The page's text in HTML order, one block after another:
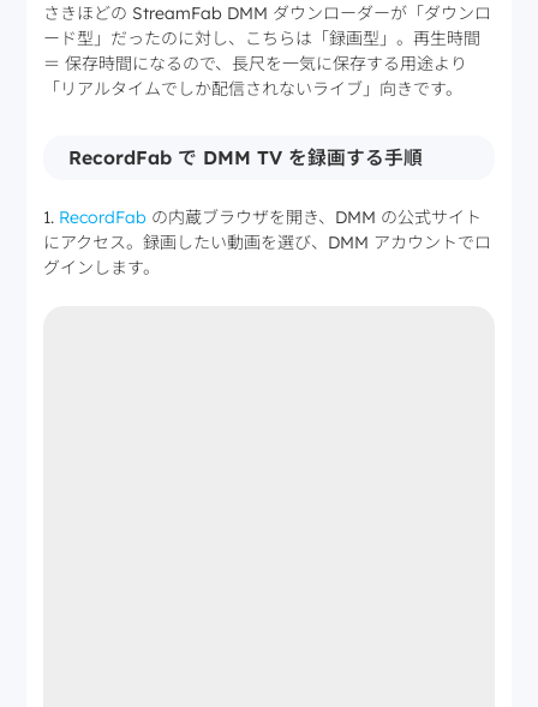
さきほどの StreamFab DMM ダウンローダーが「ダウンロ
ード型」だったのに対し、こちらは「録画型」。再生時間
＝ 保存時間になるので、長尺を一気に保存する用途より
「リアルタイムでしか配信されないライブ」向きです。
RecordFab で DMM TV を録画する手順
1. RecordFab の内蔵ブラウザを開き、DMM の公式サイト
にアクセス。録画したい動画を選び、DMM アカウントでロ
グインします。